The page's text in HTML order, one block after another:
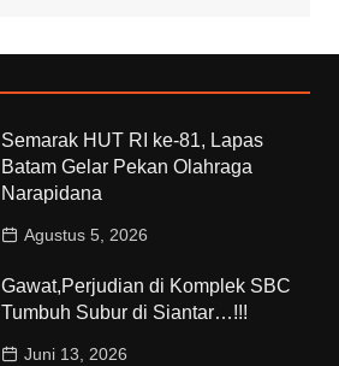
Semarak HUT RI ke-81, Lapas
Batam Gelar Pekan Olahraga
Narapidana
Agustus 5, 2026
Gawat,Perjudian di Komplek SBC
Tumbuh Subur di Siantar…!!!
Juni 13, 2026